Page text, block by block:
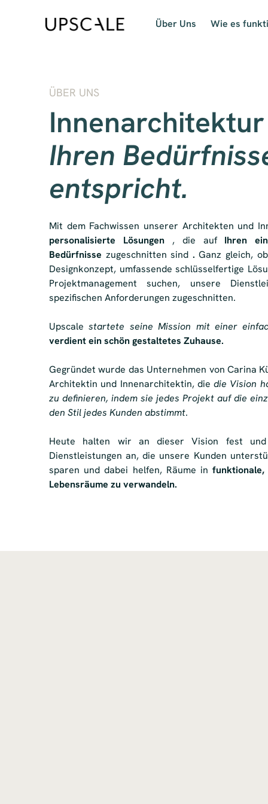
Über Uns Wie es
ÜBER UNS
Ihren
entspricht.
Mit dem Fachwissen unserer Architekten und
personalisierte Lösungen , die auf Ihren
Bedürfnisse zugeschnitten sind . Ganz gleich,
Designkonzept, umfassende schlüsselfertige
Projektmanagement suchen, unsere
spezifischen Anforderungen zugeschnitten.
Upscale startete seine Mission mit einer
verdient ein schön gestaltetes Zuhause.
Gegründet wurde das Unternehmen von Carina
Architektin und Innenarchitektin, die die Vision
zu definieren, indem sie jedes Projekt auf die
den Stil jedes Kunden abstimmt.
Heute halten wir an dieser Vision fest
Dienstleistungen an, die unsere Kunden
sparen und dabei helfen, Räume in
Lebensräume zu verwandeln.